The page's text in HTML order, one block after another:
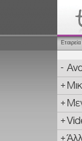
Εταιρεία